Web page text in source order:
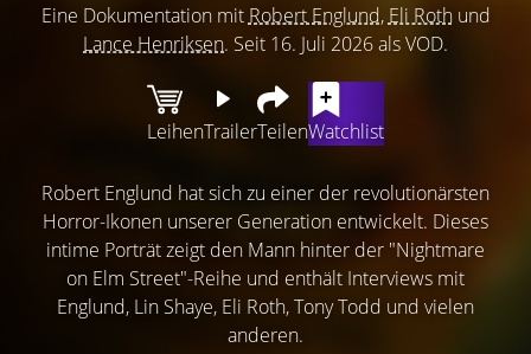
Eine Dokumentation mit Robert Englund, Eli Rothund
Lance Henriksen. Seit 16. Juli 2026 als VOD.
LeihenTrailerTeilenWatchlist
Robert Englund hat sich zu einer der revolutionärsten
Horror-Ikonen unserer Generation entwickelt. Dieses
intime Porträt zeigt den Mann hinter der "Nightmare
on Elm Street"-Reihe und enthält Interviews mit
Englund, Lin Shaye, Eli Roth, Tony Todd und vielen
anderen.